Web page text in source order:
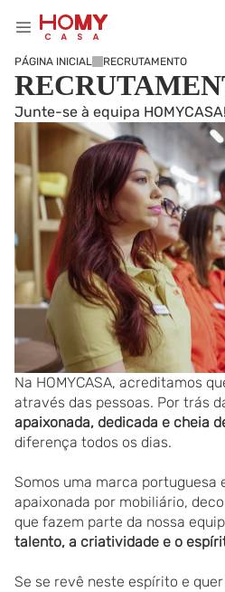
PÁGINA INICIAL RECRUTAMENTO
Junte-se à equipa HOMYCASA!
Na HOMYCASA, acreditamos
através das pessoas. Por trás
apaixonada, dedicada e cheia
diferença todos os dias.
Somos uma marca portuguesa
apaixonada por mobiliário,
que fazem parte da nossa
talento, a criatividade e o
Se se revê neste espírito e